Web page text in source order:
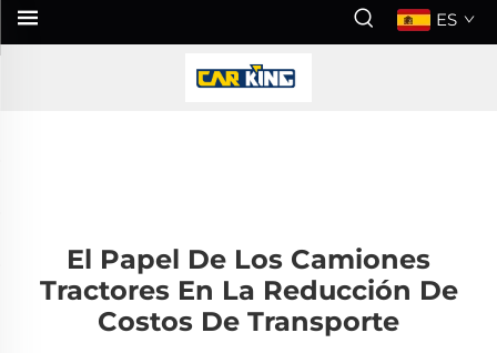
ES
El Papel De Los Camiones
Tractores En La Reducción De
Costos De Transporte